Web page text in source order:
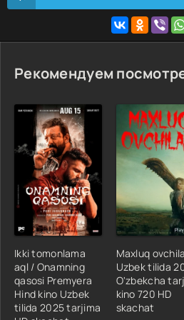
Рекомендуем
Ikki tomonlama
aql / Onamning
qasosi Premyera
Hind kino Uzbek
tilida 2025 tarjima
Maxluq
Uzbek tilida
O'zbekcha
kino 720 HD
skachat